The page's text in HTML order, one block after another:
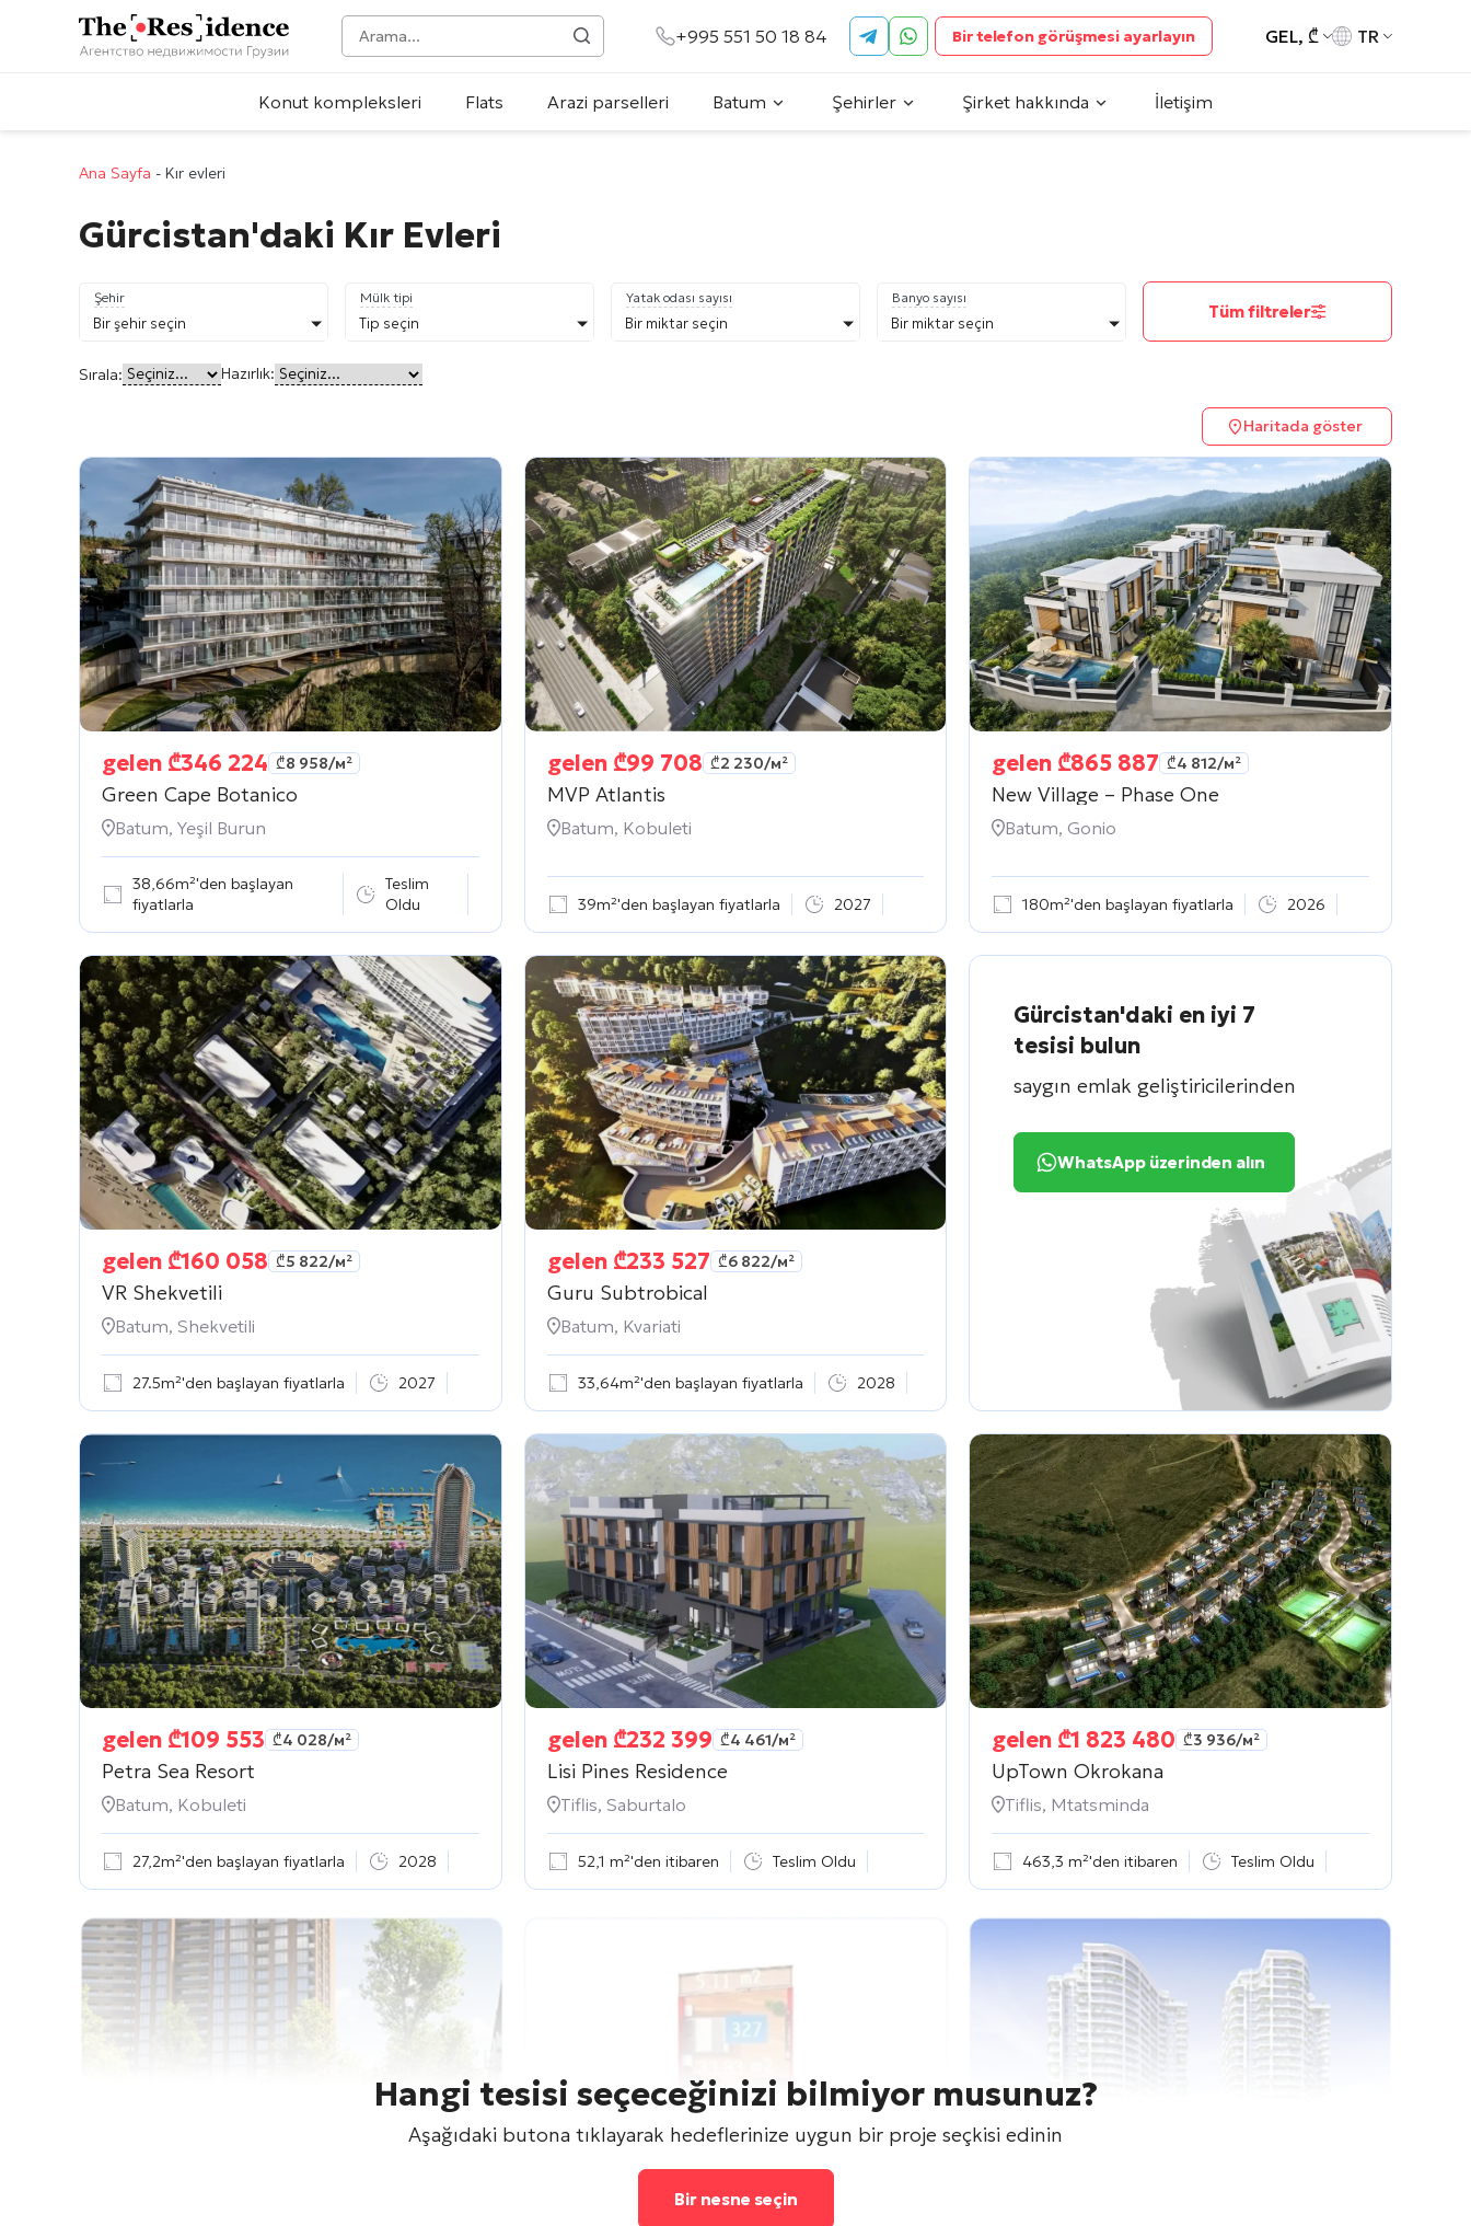
+995 551 50 18 84 Bir telefon görüşmesi ayarlayın GEL, ₾ TR
Konut kompleksleri Flats Arazi parselleri Batum Şehirler Şirket hakkında İletişim
Ana Sayfa - Kır evleri
Gürcistan'daki Kır Evleri
Şehir
Bir şehir seçin
Mülk tipi
Tip seçin
Yatak odası sayısı
Bir miktar seçin
Banyo sayısı
Bir miktar seçin
Tüm filtreler
Sırala: Hazırlık:
Haritada göster
gelen ₾346 224 ₾8 958/м²
Green Cape Botanico
Batum, Yeşil Burun
38,66m²'den başlayan
fiyatlarla
Teslim
Oldu
gelen ₾99 708 ₾2 230/м²
MVP Atlantis
Batum, Kobuleti
39m²'den başlayan fiyatlarla 2027
gelen ₾865 887 ₾4 812/м²
New Village – Phase One
Batum, Gonio
180m²'den başlayan fiyatlarla 2026
gelen ₾160 058 ₾5 822/м²
VR Shekvetili
Batum, Shekvetili
27.5m²'den başlayan fiyatlarla 2027
gelen ₾233 527 ₾6 822/м²
Guru Subtrobical
Batum, Kvariati
33,64m²'den başlayan fiyatlarla 2028
Gürcistan'daki en iyi 7
tesisi bulun
saygın emlak geliştiricilerinden
WhatsApp üzerinden alın
gelen ₾109 553 ₾4 028/м²
Petra Sea Resort
Batum, Kobuleti
27,2m²'den başlayan fiyatlarla 2028
gelen ₾232 399 ₾4 461/м²
Lisi Pines Residence
Tiflis, Saburtalo
52,1 m²'den itibaren Teslim Oldu
gelen ₾1 823 480 ₾3 936/м²
UpTown Okrokana
Tiflis, Mtatsminda
463,3 m²'den itibaren Teslim Oldu
Hangi tesisi seçeceğinizi bilmiyor musunuz?
Aşağıdaki butona tıklayarak hedeflerinize uygun bir proje seçkisi edinin
Bir nesne seçin